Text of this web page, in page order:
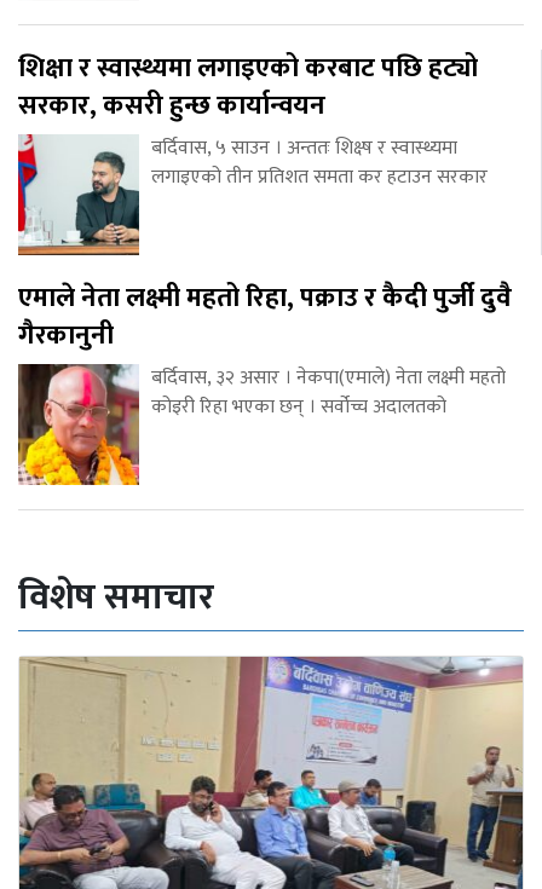
शिक्षा र स्वास्थ्यमा लगाइएको करबाट पछि हट्यो
सरकार, कसरी हुन्छ कार्यान्वयन
बर्दिवास, ५ साउन । अन्ततः शिक्ष्ष र स्वास्थ्यमा
लगाइएको तीन प्रतिशत समता कर हटाउन सरकार
एमाले नेता लक्ष्मी महतो रिहा, पक्राउ र कैदी पुर्जी दुवै
गैरकानुनी
बर्दिवास, ३२ असार । नेकपा(एमाले) नेता लक्ष्मी महतो
कोइरी रिहा भएका छन् । सर्वोच्च अदालतको
विशेष समाचार